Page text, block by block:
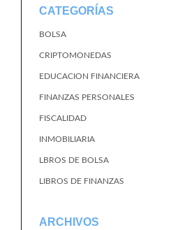
CATEGORÍAS
BOLSA
CRIPTOMONEDAS
EDUCACION FINANCIERA
FINANZAS PERSONALES
FISCALIDAD
INMOBILIARIA
LBROS DE BOLSA
LIBROS DE FINANZAS
ARCHIVOS